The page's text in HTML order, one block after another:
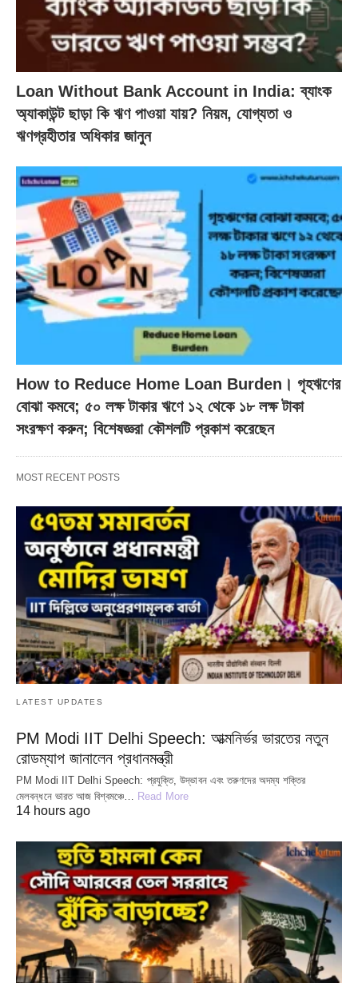
Loan Without Bank Account in India: ব্যাংক
অ্যাকাউন্ট ছাড়া কি ঋণ পাওয়া যায়? নিয়ম, যোগ্যতা ও
ঋণগ্রহীতার অধিকার জানুন
How to Reduce Home Loan Burden। গৃহঋণের
বোঝা কমবে; ৫০ লক্ষ টাকার ঋণে ১২ থেকে ১৮ লক্ষ টাকা
সংরক্ষণ করুন; বিশেষজ্ঞরা কৌশলটি প্রকাশ করেছেন
MOST RECENT POSTS
LATEST UPDATES
PM Modi IIT Delhi Speech: আত্মনির্ভর ভারতের নতুন
রোডম্যাপ জানালেন প্রধানমন্ত্রী
PM Modi IIT Delhi Speech: প্রযুক্তি, উদ্ভাবন এবং তরুণদের অদম্য শক্তির
মেলবন্ধনে ভারত আজ বিশ্বমঞ্চে…
Read More
14 hours ago